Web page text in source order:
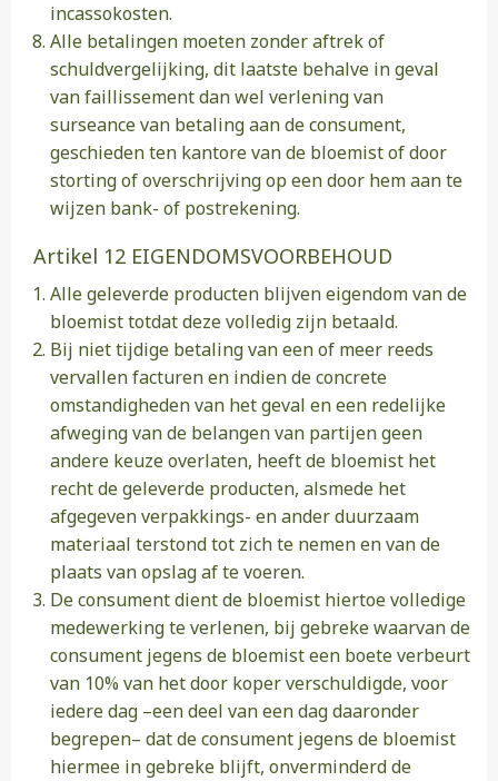
incassokosten.
Alle betalingen moeten zonder aftrek of
schuldvergelijking, dit laatste behalve in geval
van faillissement dan wel verlening van
surseance van betaling aan de consument,
geschieden ten kantore van de bloemist of door
storting of overschrijving op een door hem aan te
wijzen bank- of postrekening.
Artikel 12 EIGENDOMSVOORBEHOUD
Alle geleverde producten blijven eigendom van de
bloemist totdat deze volledig zijn betaald.
Bij niet tijdige betaling van een of meer reeds
vervallen facturen en indien de concrete
omstandigheden van het geval en een redelijke
afweging van de belangen van partijen geen
andere keuze overlaten, heeft de bloemist het
recht de geleverde producten, alsmede het
afgegeven verpakkings- en ander duurzaam
materiaal terstond tot zich te nemen en van de
plaats van opslag af te voeren.
De consument dient de bloemist hiertoe volledige
medewerking te verlenen, bij gebreke waarvan de
consument jegens de bloemist een boete verbeurt
van 10% van het door koper verschuldigde, voor
iedere dag –een deel van een dag daaronder
begrepen– dat de consument jegens de bloemist
hiermee in gebreke blijft, onverminderd de